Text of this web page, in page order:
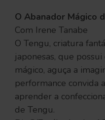
O Abanador Mágico
Com Irene Tanabe
O Tengu, criatura
japonesas, que
mágico, aguça a
performance convida
aprender a
de Tengu.